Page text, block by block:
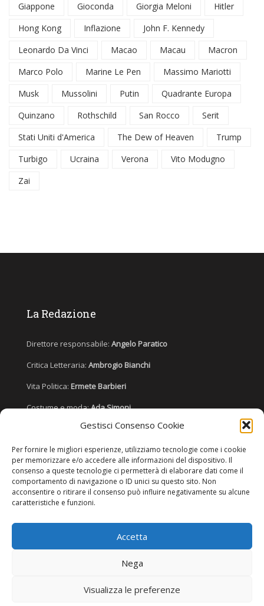
Gestisci Consenso Cookie
Per fornire le migliori esperienze, utilizziamo tecnologie come i cookie
per memorizzare e/o accedere alle informazioni del dispositivo. Il
consenso a queste tecnologie ci permetterà di elaborare dati come il
comportamento di navigazione o ID unici su questo sito. Non
acconsentire o ritirare il consenso può influire negativamente su alcune
caratteristiche e funzioni.
Accetta
Nega
Visualizza le preferenze
Giappone
Gioconda Giorgia Meloni
Hitler
Hong Kong
Inflazione
John F. Kennedy
Leonardo Da Vinci
Macao Macau
Macron
Marco Polo
Marine Le Pen
Massimo Mariotti
Musk
Mussolini Putin
Quadrante Europa
Quinzano
Rothschild San Rocco
Serit
Stati Uniti d'America
The Dew of Heaven
Trump
Turbigo
Ucraina Verona
Vito Modugno
Zai
La Redazione
Direttore responsabile: Angelo Paratico
Critica Letteraria: Ambrogio Bianchi
Vita Politica: Ermete Barbieri
Costume e moda:Ada Simoni
Copyright © 2022 Giornale Cangrande. Tutti i diritti sono riservati.